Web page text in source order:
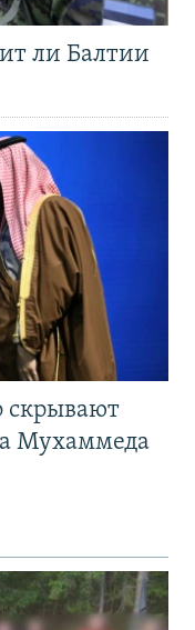
ли Балтии
скрывают
Мухаммеда